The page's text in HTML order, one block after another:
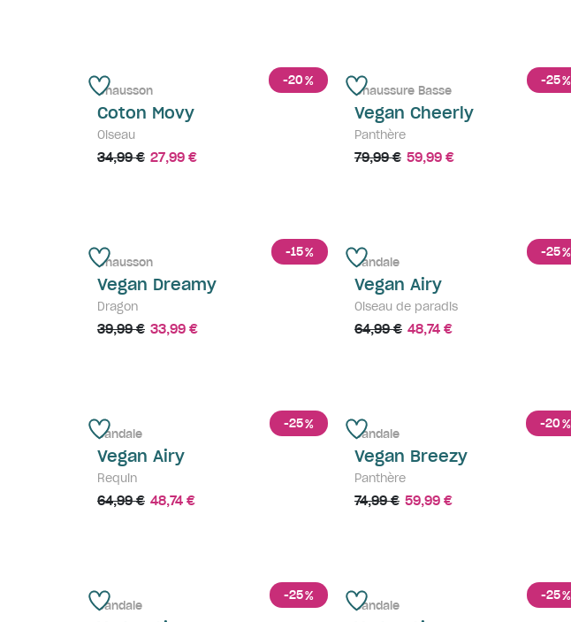
-20%
Chausson
Coton Movy
Oiseau
34,99 € 27,99 €
-25%
Chaussure Basse
Vegan Cheerly
Panthère
79,99 € 59,99 €
-15%
Chausson
Vegan Dreamy
Dragon
39,99 € 33,99 €
-25%
Sandale
Vegan Airy
Oiseau de paradis
64,99 € 48,74 €
-25%
Sandale
Vegan Airy
Requin
64,99 € 48,74 €
-20%
Sandale
Vegan Breezy
Panthère
74,99 € 59,99 €
-25%
Sandale
-25%
Sandale